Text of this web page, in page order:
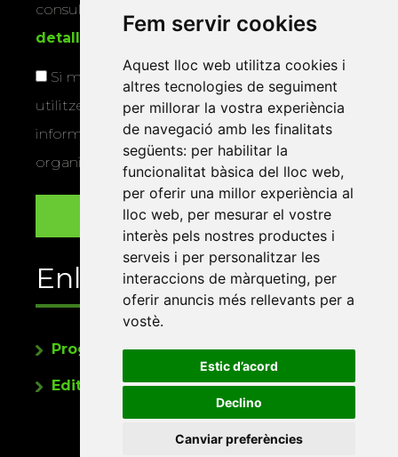
Fem servir cookies
Aquest lloc web utilitza cookies i
altres tecnologies de seguiment
per millorar la vostra experiència
de navegació amb les finalitats
següents: per habilitar la
funcionalitat bàsica del lloc web,
per oferir una millor experiència al
lloc web, per mesurar el vostre
interès pels nostres productes i
serveis i per personalitzar les
interaccions de màrqueting, per
oferir anuncis més rellevants per a
vostè.
Estic d’acord
Declino
Canviar preferències
consultar la
detallada sobre protecció de dades
Si marqueu aquesta casella, consentiu que
utilitzem les vostres dades per a enviar-vos
informació sobre els actes i activitats que
organitza la Xarxa Vives.
Enllaços
Programa de publicacions
Editorials universitàries a Twitter